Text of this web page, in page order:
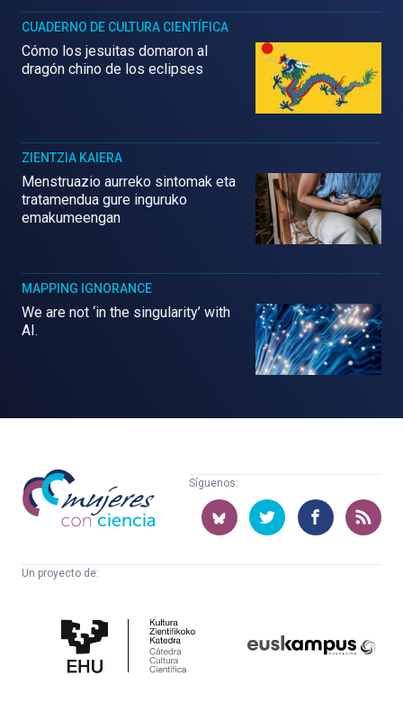
CUADERNO DE CULTURA CIENTÍFICA
Cómo los jesuitas domaron al
dragón chino de los eclipses
ZIENTZIA KAIERA
Menstruazio aurreko sintomak eta
tratamendua gure inguruko
emakumeengan
MAPPING IGNORANCE
We are not ‘in the singularity’ with
AI.
Mujeres
con
ciencia
Síguenos:
Un proyecto de:
Cultura
Científica